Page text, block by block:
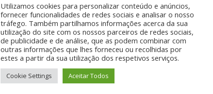
Utilizamos cookies para personalizar conteúdo e anúncios,
fornecer funcionalidades de redes sociais e analisar o nosso
tráfego. Também partilhamos informações acerca da sua
utilização do site com os nossos parceiros de redes sociais,
de publicidade e de análise, que as podem combinar com
outras informações que lhes forneceu ou recolhidas por
estes a partir da sua utilização dos respetivos serviços.
Cookie Settings Aceitar Todos